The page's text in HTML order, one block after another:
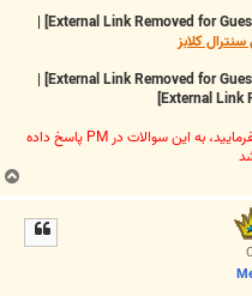
|
کلابز
|
لطفا سوالات فني را فقط در خود انجمن مطرح بفرماييد، به اين سوالات در PM پاسخ داده
ب
ا